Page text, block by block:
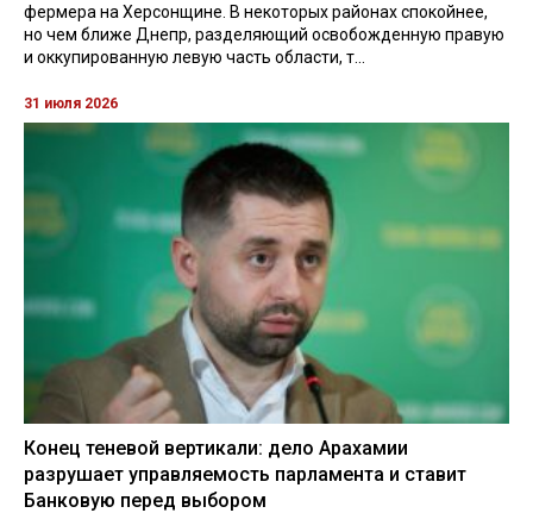
фермера на Херсонщине. В некоторых районах спокойнее,
но чем ближе Днепр, разделяющий освобожденную правую
и оккупированную левую часть области, т...
31 июля 2026
Конец теневой вертикали: дело Арахамии
разрушает управляемость парламента и ставит
Банковую перед выбором